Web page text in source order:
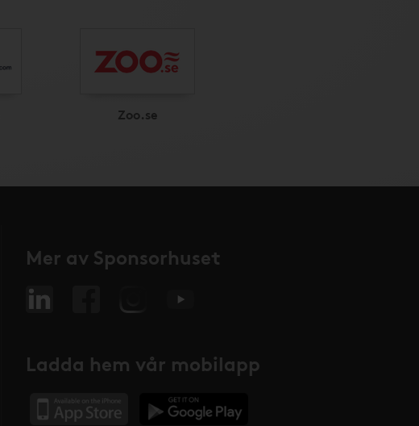
Zoo.se
Mer av Sponsorhuset
Ladda hem vår mobilapp